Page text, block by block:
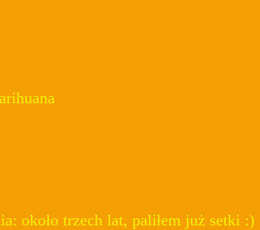
około trzech lat, paliłem już setki :)